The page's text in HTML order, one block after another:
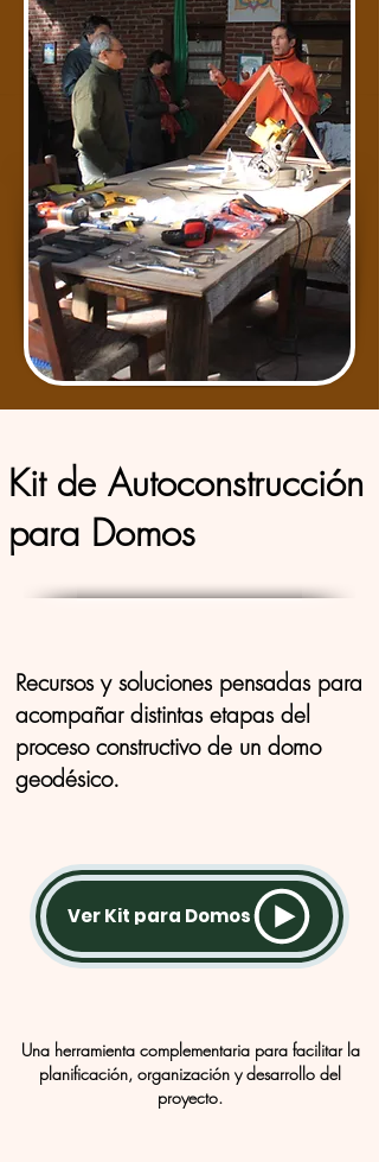
Kit de Autoconstrucción
para Domos
Recursos y soluciones pensadas para
acompañar distintas etapas del
proceso constructivo de un domo
geodésico.
Ver Kit para Domos
Una herramienta complementaria para facilitar la
planificación, organización y desarrollo del
proyecto.